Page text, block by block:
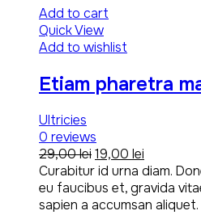
Add to cart
Quick View
Add to wishlist
Etiam pharetra
Ultricies
0 reviews
29,00leiOriginal
price
was:
29,00 lei.
19,00 lei
price
is:
19,00 lei.
Curabitur id urna diam.
eu faucibus et, gravida
sapien a accumsan aliquet.